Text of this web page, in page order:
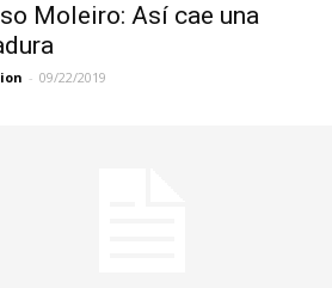
Moleiro: Así cae una
- 09/22/2019